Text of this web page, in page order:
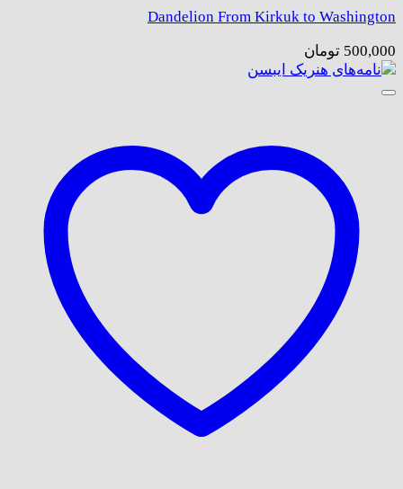
Dandelion From Kirkuk to Washington
500,000 تومان